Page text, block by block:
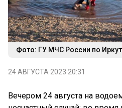
Фото: ГУ МЧС России по
24 АВГУСТА 2023 20:31
Вечером 24 августа на